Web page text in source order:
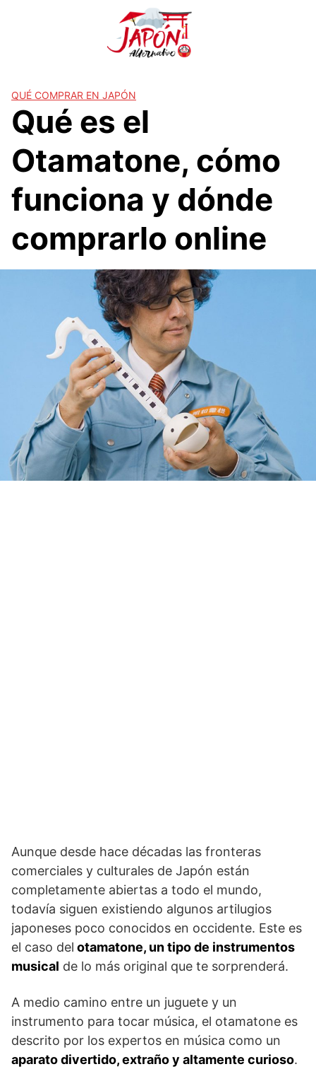
QUÉ COMPRAR EN JAPÓN
Qué es el
Otamatone, cómo
funciona y dónde
comprarlo online
Aunque desde hace décadas las fronteras
comerciales y culturales de Japón están
completamente abiertas a todo el mundo,
todavía siguen existiendo algunos artilugios
japoneses poco conocidos en occidente. Este es
el caso del otamatone, un tipo de instrumentos
musical de lo más original que te sorprenderá.
A medio camino entre un juguete y un
instrumento para tocar música, el otamatone es
descrito por los expertos en música como un
aparato divertido, extraño y altamente curioso.